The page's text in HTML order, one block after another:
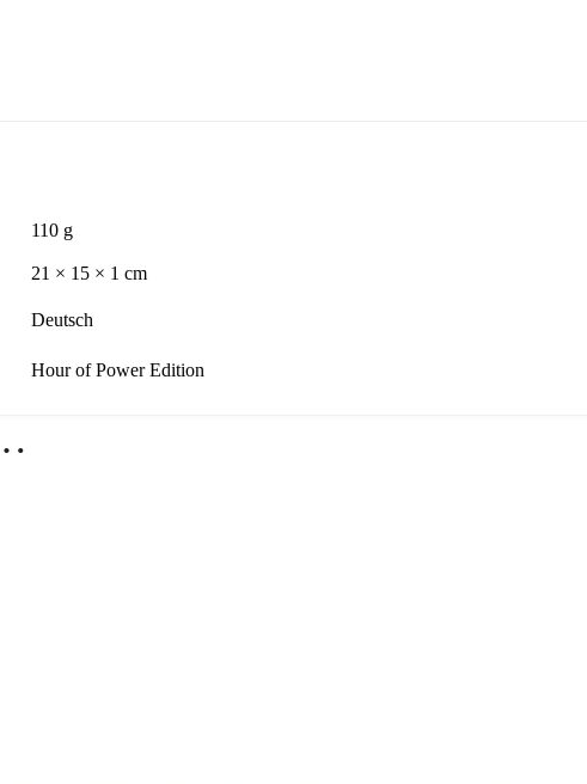
110 g
21 × 15 × 1 cm
Deutsch
Hour of Power Edition